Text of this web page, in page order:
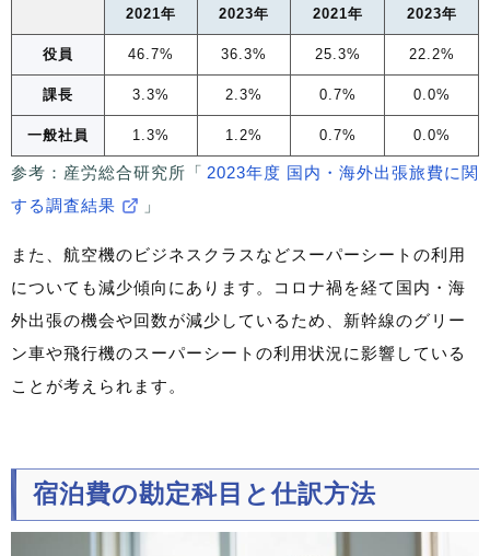
2021年 2023年 2021年 2023年
役員 46.7% 36.3% 25.3% 22.2%
課長 3.3% 2.3% 0.7% 0.0%
一般社員 1.3% 1.2% 0.7% 0.0%
参考：産労総合研究所「 2023年度 国内・海外出張旅費に関
する調査結果
」
また、航空機のビジネスクラスなどスーパーシートの利用
についても減少傾向にあります。コロナ禍を経て国内・海
外出張の機会や回数が減少しているため、新幹線のグリー
ン車や飛行機のスーパーシートの利用状況に影響している
ことが考えられます。
宿泊費の勘定科目と仕訳方法